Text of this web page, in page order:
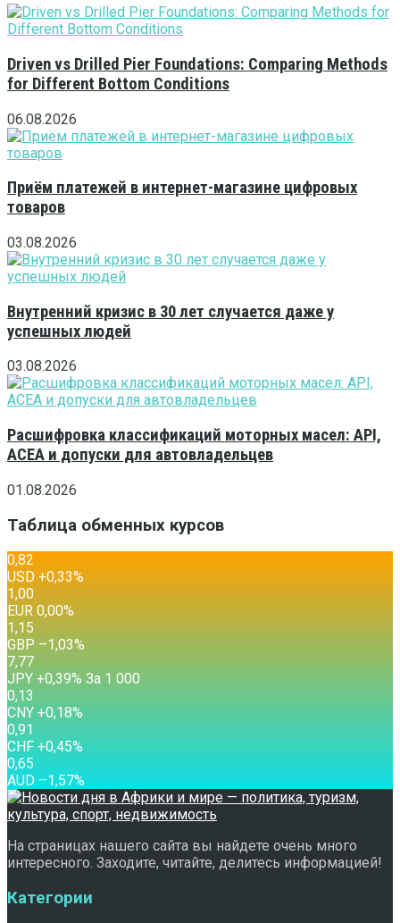
Driven vs Drilled Pier Foundations: Comparing Methods
for Different Bottom Conditions
06.08.2026
Приём платежей в интернет-магазине цифровых
товаров
03.08.2026
Внутренний кризис в 30 лет случается даже у
успешных людей
03.08.2026
Расшифровка классификаций моторных масел: API,
ACEA и допуски для автовладельцев
01.08.2026
Таблица обменных курсов
0,82
USD +0,33%
1,00
EUR 0,00%
1,15
GBP –1,03%
7,77
JPY +0,39% За 1 000
0,13
CNY +0,18%
0,91
CHF +0,45%
0,65
AUD –1,57%
На страницах нашего сайта вы найдете очень много
интересного. Заходите, читайте, делитесь информацией!
Категории